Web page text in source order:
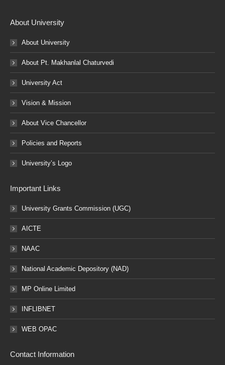
About University
About University
About Pt. Makhanlal Chaturvedi
University Act
Vision & Mission
About Vice Chancellor
Policies and Reports
University’s Logo
Important Links
University Grants Commission (UGC)
AICTE
NAAC
National Academic Depository (NAD)
MP Online Limited
INFLIBNET
WEB OPAC
Contact Information